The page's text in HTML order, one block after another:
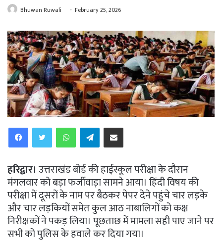
Bhuwan Ruwali February 25, 2026
WhatsAppTelegramShare via Email
हरिद्वार। उत्तराखंड बोर्ड की हाईस्कूल परीक्षा के दौरान
मंगलवार को बड़ा फर्जीवाड़ा सामने आया। हिंदी विषय की
परीक्षा में दूसरों के नाम पर बैठकर पेपर देने पहुंचे चार लड़के
और चार लड़कियों समेत कुल आठ नाबालिगों को कक्ष
निरीक्षकों ने पकड़ लिया। पूछताछ में मामला सही पाए जाने पर
सभी को पुलिस के हवाले कर दिया गया।